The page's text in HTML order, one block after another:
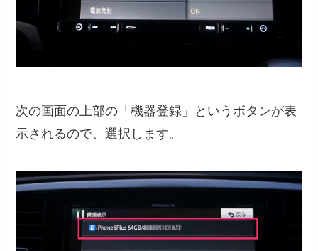
次の画面の上部の「機器登録」というボタンが表
示されるので、選択します。